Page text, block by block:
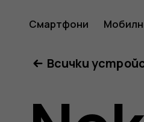
на
Смартфони
Всички